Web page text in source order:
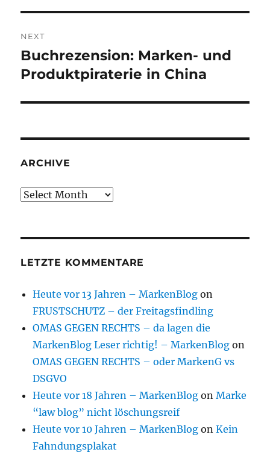
NEXT
Next
post:
Buchrezension: Marken- und
Produktpiraterie in China
ARCHIVE
Archive
LETZTE KOMMENTARE
Heute vor 13 Jahren – MarkenBlog on
FRUSTSCHUTZ – der Freitagsfindling
OMAS GEGEN RECHTS – da lagen die
MarkenBlog Leser richtig! – MarkenBlog on
OMAS GEGEN RECHTS – oder MarkenG vs
DSGVO
Heute vor 18 Jahren – MarkenBlog onMarke
“law blog” nicht löschungsreif
Heute vor 10 Jahren – MarkenBlog onKein
Fahndungsplakat